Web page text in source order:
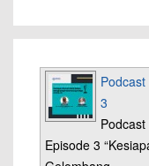
3
Episode 3